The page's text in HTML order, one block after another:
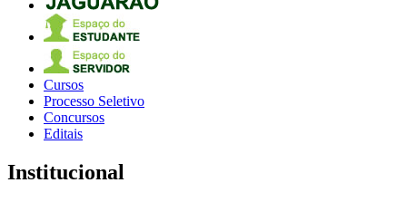
Cursos
Processo Seletivo
Concursos
Editais
Institucional